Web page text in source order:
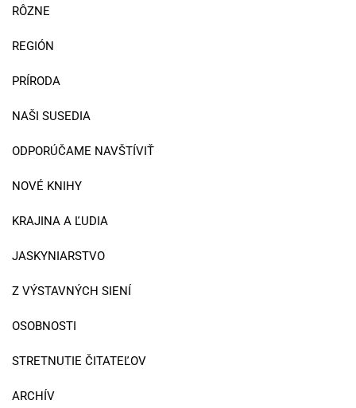
RÔZNE
REGIÓN
PRÍRODA
NAŠI SUSEDIA
ODPORÚČAME NAVŠTÍVIŤ
NOVÉ KNIHY
KRAJINA A ĽUDIA
JASKYNIARSTVO
Z VÝSTAVNÝCH SIENÍ
OSOBNOSTI
STRETNUTIE ČITATEĽOV
ARCHÍV